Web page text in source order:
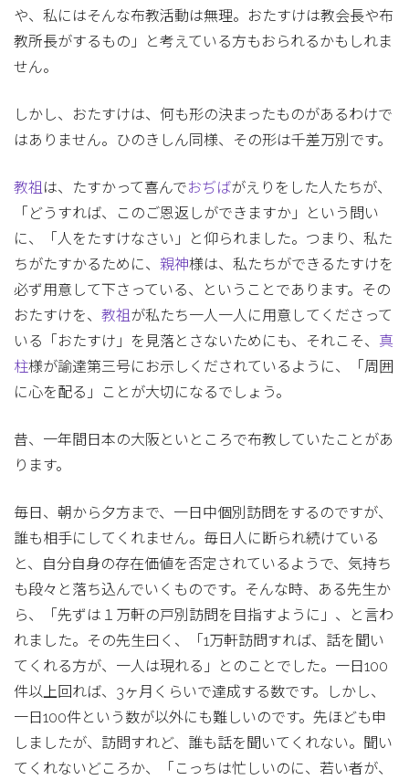
や、私にはそんな布教活動は無理。おたすけは教会長や布
教所長がするもの」と考えている方もおられるかもしれま
せん。
しかし、おたすけは、何も形の決まったものがあるわけで
はありません。ひのきしん同様、その形は千差万別です。
教祖 は、たすかって喜んでおぢばがえりをした人たちが、
「どうすれば、このご恩返しができますか」という問い
に、「人をたすけなさい」と仰られました。つまり、私た
ちがたすかるために、 親神様は、私たちができるたすけを
必ず用意して下さっている、ということであります。その
おたすけを、 教祖が私たち一人一人に用意してくださって
いる「おたすけ」を見落とさないためにも、それこそ、 真
柱様が諭達第三号にお示しくだされているように、「周囲
に心を配る」ことが大切になるでしょう。
昔、一年間日本の大阪といところで布教していたことがあ
ります。
毎日、朝から夕方まで、一日中個別訪問をするのですが、
誰も相手にしてくれません。毎日人に断られ続けている
と、自分自身の存在価値を否定されているようで、気持ち
も段々と落ち込んでいくものです。そんな時、ある先生か
ら、「先ずは１万軒の戸別訪問を目指すように」、と言わ
れました。その先生曰く、「1万軒訪問すれば、話を聞い
てくれる方が、一人は現れる」とのことでした。一日100
件以上回れば、3ヶ月くらいで達成する数です。しかし、
一日100件という数が以外にも難しいのです。先ほども申
しましたが、訪問すれど、誰も話を聞いてくれない。聞い
てくれないどころか、「こっちは忙しいのに、若い者が、